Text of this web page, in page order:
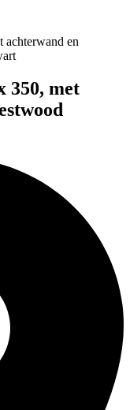
achterwand en
350, met